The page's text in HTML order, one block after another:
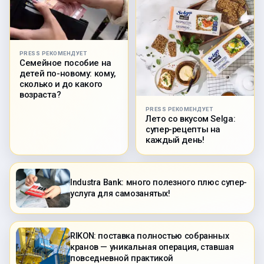
PRESS РЕКОМЕНДУЕТ
Семейное пособие на
детей по-новому: кому,
сколько и до какого
возраста?
PRESS РЕКОМЕНДУЕТ
Лето со вкусом Selga:
супер-рецепты на
каждый день!
Industra Bank: много полезного плюс супер-
услуга для самозанятых!
RIKON: поставка полностью собранных
кранов — уникальная операция, ставшая
повседневной практикой